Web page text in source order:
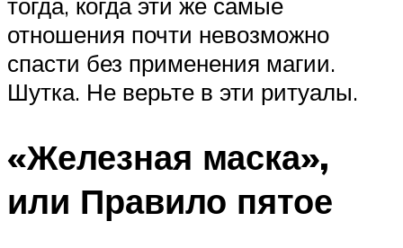
отношения почти невозможно
спасти без применения магии.
Шутка. Не верьте в эти ритуалы.
«Железная маска»,
или Правило пятое